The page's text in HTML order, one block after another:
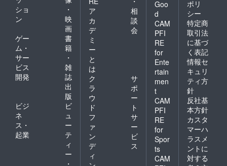
ショ
ン
・
映
画
ゲー
ム・
サー
ビス
開発
書
籍
・
雑
誌
出
版
ビジ
ネ
ス・
起業
ビ
ュ
ー
テ
ィ
ー
・
ア
カ
デ
ミ
ー
と
は
相
談
会
ク
ラ
ウ
ド
フ
ァ
ン
デ
ィ
サ
ポ
ー
ト
サ
ー
ビ
ス
Goo
d
CAM
PFI
RE
for
Ente
rtain
men
t
CAM
PFI
RE
for
Spor
ts
CAM
ポリ
シー
特定商
取引法
に基づ
く表記
情報セ
キュリ
ティ方
針
反社基
本方針
カスタ
マーハ
ラスメ
ントに
対する